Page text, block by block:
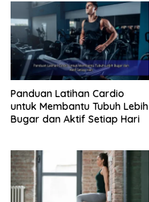
Panduan Latihan Cardio
untuk Membantu Tubuh Lebih
Bugar dan Aktif Setiap Hari